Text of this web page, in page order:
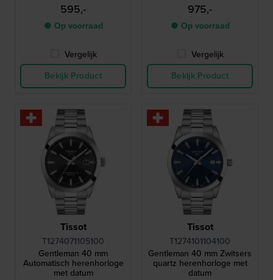
595,-
● Op voorraad
Vergelijk
Bekijk Product
975,-
● Op voorraad
Vergelijk
Bekijk Product
Tissot
T1274071105100
Gentleman 40 mm
Automatisch herenhorloge
met datum
Tissot
T1274101104100
Gentleman 40 mm Zwitsers
quartz herenhorloge met
datum